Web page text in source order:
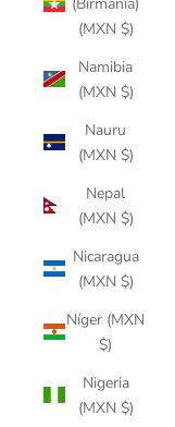
(MXN $)
Namibia
(MXN $)
Nauru
(MXN $)
Nepal
(MXN $)
Nicaragua
(MXN $)
Níger (MXN
$)
Nigeria
(MXN $)